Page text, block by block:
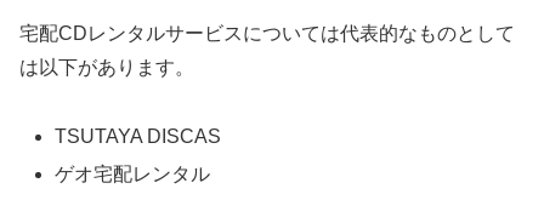
宅配CDレンタルサービスについては代表的なものとして
は以下があります。
TSUTAYA DISCAS
ゲオ宅配レンタル